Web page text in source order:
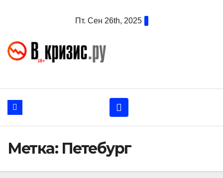
Пт. Сен 26th, 2025
Метка: Петебург